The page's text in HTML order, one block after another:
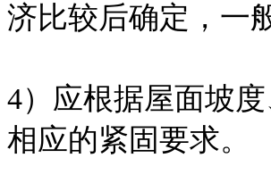
济比较后确定，一
4）应根据屋面坡
相应的紧固要求。